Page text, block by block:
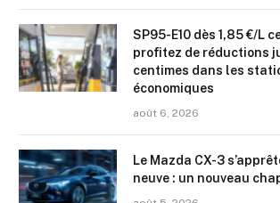
SP95-E10 dès 1,85 €/L
profitez de réductions
centimes dans les
économiques
août 6, 2026
Le Mazda CX-3
neuve : un nouveau